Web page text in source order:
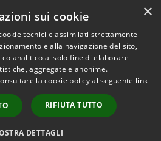
Copyright © 2026 • Comune di
Desio • Powered by
Municipium•
Accesso
redazione
×
sui cookie
tecnici e assimilati strettamente
e alla navigazione del sito,
analitico al solo fine di elaborare
aggregate e anonime.
la cookie policy al seguente link
RIFIUTA TUTTO
DETTAGLI